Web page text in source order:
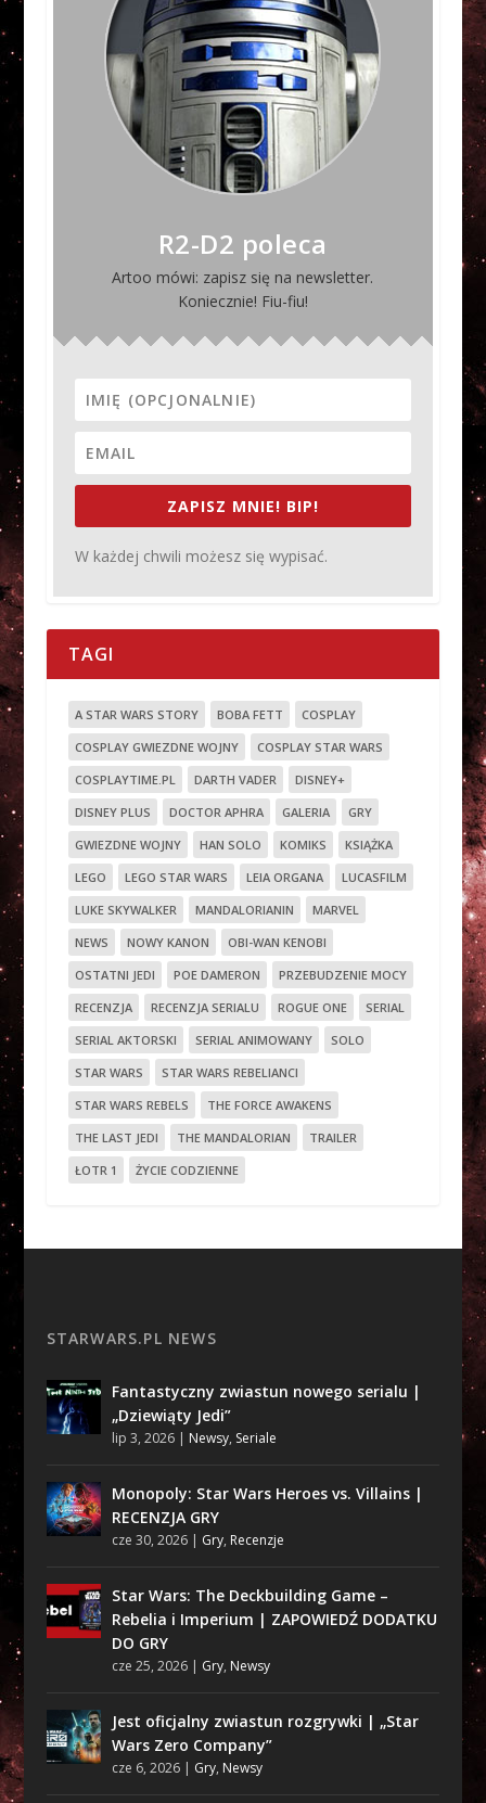
R2-D2 poleca
Artoo mówi: zapisz się na newsletter.
Koniecznie! Fiu-fiu!
ZAPISZ MNIE! BIP!
W każdej chwili możesz się wypisać.
TAGI
A STAR WARS STORY BOBA FETT
COSPLAY
COSPLAY GWIEZDNE WOJNY
COSPLAY STAR WARS
COSPLAYTIME.PL
DARTH VADER
DISNEY+
DISNEY PLUS
DOCTOR APHRA GALERIA
GRY
GWIEZDNE WOJNY
HAN SOLO KOMIKS
KSIĄŻKA
LEGO
LEGO STAR WARS LEIA ORGANA
LUCASFILM
LUKE SKYWALKER
MANDALORIANIN
MARVEL
NEWS
NOWY KANON
OBI-WAN KENOBI
OSTATNI JEDI
POE DAMERON
PRZEBUDZENIE MOCY
RECENZJA
RECENZJA SERIALU ROGUE ONE
SERIAL
SERIAL AKTORSKI
SERIAL ANIMOWANY
SOLO
STAR WARS
STAR WARS REBELIANCI
STAR WARS REBELS
THE FORCE AWAKENS
THE LAST JEDI
THE MANDALORIAN
TRAILER
ŁOTR 1
ŻYCIE CODZIENNE
STARWARS.PL NEWS
Fantastyczny zwiastun nowego serialu |
„Dziewiąty Jedi”
lip 3, 2026| Newsy, Seriale
Monopoly: Star Wars Heroes vs. Villains |
RECENZJA GRY
cze 30, 2026| Gry, Recenzje
Star Wars: The Deckbuilding Game –
Rebelia i Imperium | ZAPOWIEDŹ DODATKU
DO GRY
cze 25, 2026| Gry, Newsy
Jest oficjalny zwiastun rozgrywki | „Star
Wars Zero Company”
cze 6, 2026| Gry, Newsy